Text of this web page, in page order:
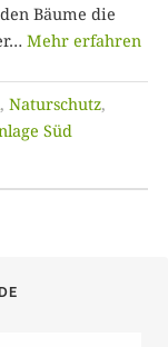
Bäume die
Mehr erfahren
, Naturschutz,
Süd